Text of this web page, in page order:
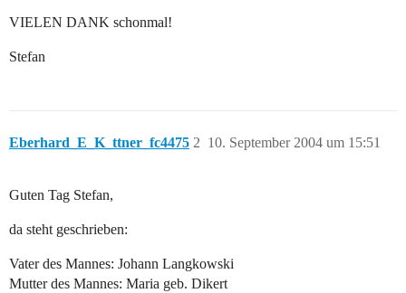
VIELEN DANK schonmal!
Stefan
Eberhard_E_K_ttner_fc4475 10. September 2004 um 15:51
2
Guten Tag Stefan,
da steht geschrieben:
Vater des Mannes: Johann Langkowski
Mutter des Mannes: Maria geb. Dikert